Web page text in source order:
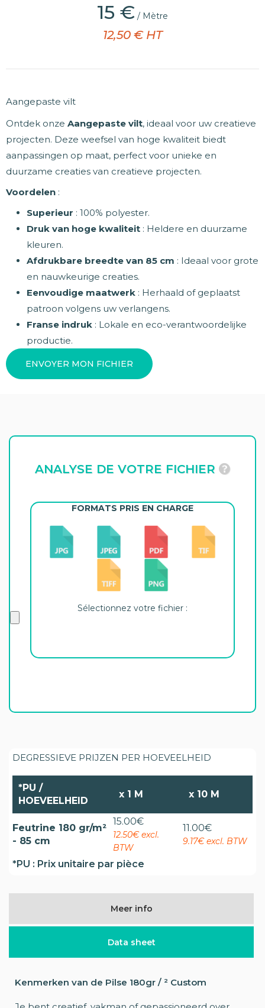
15 € / Mètre
12,50 € HT
Aangepaste vilt
Ontdek onze Aangepaste vilt, ideaal voor uw creatieve
projecten. Deze weefsel van hoge kwaliteit biedt
aanpassingen op maat, perfect voor unieke en
duurzame creaties van creatieve projecten.
Voordelen :
Superieur : 100% polyester.
Druk van hoge kwaliteit : Heldere en duurzame
kleuren.
Afdrukbare breedte van 85 cm : Ideaal voor grote
en nauwkeurige creaties.
Eenvoudige maatwerk : Herhaald of geplaatst
patroon volgens uw verlangens.
Franse indruk : Lokale en eco-verantwoordelijke
productie.
ENVOYER MON FICHIER
ANALYSE DE VOTRE FICHIER
FORMATS PRIS EN CHARGE
Sélectionnez votre fichier :
DEGRESSIEVE PRIJZEN PER HOEVEELHEID
*PU /
HOEVEELHEID
x 1 M x 10 M
Feutrine 180 gr/m²
- 85 cm
15.00€
12.50€ excl.
BTW
11.00€
9.17€ excl. BTW
*PU : Prix unitaire par pièce
Meer info
Data sheet
Kenmerken van de Pilse 180gr / ² Custom